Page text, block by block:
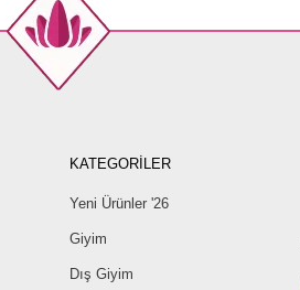
KATEGORİLER
Yeni Ürünler '26
Giyim
Dış Giyim